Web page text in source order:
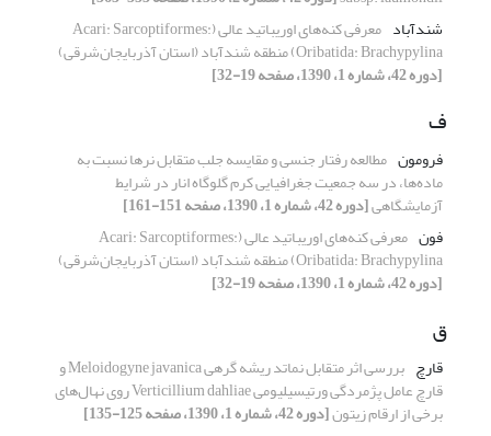
شندآباد
معرفی کنه‌های اوریباتید عالی (Acari: Sarcoptiformes:
Oribatida: Brachypylina) منطقه شندآباد (استان آذربایجان‌شرقی)
[دوره 42، شماره 1، 1390، صفحه 19-32]
ف
فرومون مطالعه رفتار جنسی و مقایسه جلب متقابل نرها نسبت به
ماده‌ها، در سه جمعیت جغرافیایی کرم گلوگاه انار در شرایط
آزمایشگاهی[دوره 42، شماره 1، 1390، صفحه 151-161]
فون
معرفی کنه‌های اوریباتید عالی (Acari: Sarcoptiformes:
Oribatida: Brachypylina) منطقه شندآباد (استان آذربایجان‌شرقی)
[دوره 42، شماره 1، 1390، صفحه 19-32]
ق
قارچ بررسی اثر متقابل نماتد ریشه گرهی Meloidogyne javanica و
قارچ عامل پژمردگی ورتیسیلیومی Verticillium dahliae روی نهال‌های
برخی از ارقام زیتون[دوره 42، شماره 1، 1390، صفحه 125-135]